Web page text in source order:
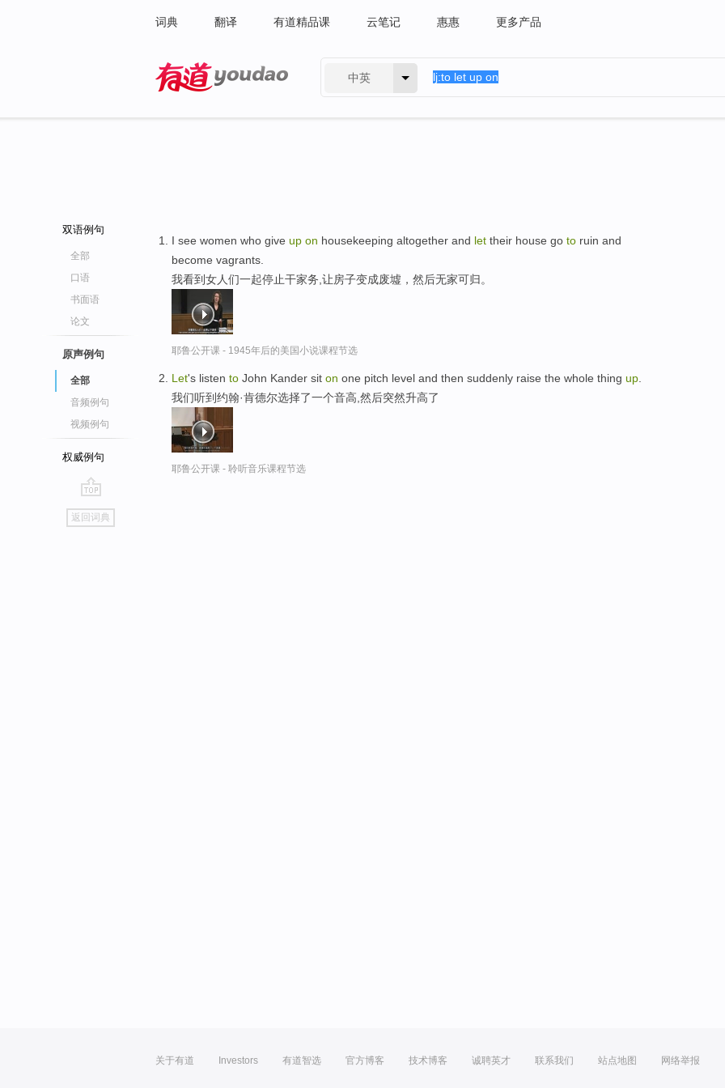
词典 翻译 有道精品课 云笔记 惠惠 更多产品
中英
双语例句
全部
口语
书面语
论文
原声例句
全部
音频例句
视频例句
权威例句
go
top
返回词典
I see women who give up on housekeeping altogether and let their house go to ruin and
become vagrants.
我看到女人们一起停止干家务,让房子变成废墟，然后无家可归。
耶鲁公开课 - 1945年后的美国小说课程节选
Let's listen to John Kander sit on one pitch level and then suddenly raise the whole thing up
我们听到约翰·肯德尔选择了一个音高,然后突然升高了
耶鲁公开课 - 聆听音乐课程节选
关于有道 Investors 有道智选 官方博客 技术博客 诚聘英才 联系我们 站点地图 网络举报